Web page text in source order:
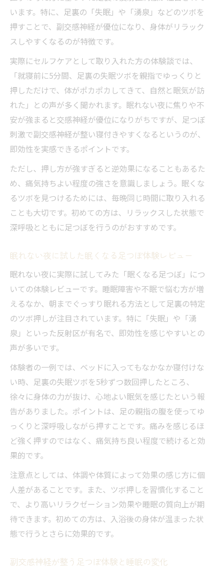
います。特に、足裏の「失眠」や「湧泉」などのツボを
押すことで、副交感神経が優位になり、身体がリラック
スしやすくなるのが特徴です。
実際にセルフケアとして取り入れた方の体験談では、
「就寝前に5分間、足裏の失眠ツボを親指でゆっくりと
押しただけで、体がポカポカしてきて、自然と眠気が訪
れた」との声が多く聞かれます。眠れない夜に焦りや不
安が強まると交感神経が優位になりがちですが、足つぼ
刺激で副交感神経が整い寝付きやすくなるというのが、
即効性を実感できるポイントです。
ただし、押し方が強すぎると逆効果になることもあるた
め、痛気持ちよい程度の強さを意識しましょう。眠くな
るツボを見つけるためには、毎晩同じ時間に取り入れる
ことも大切です。初めての方は、リラックスした状態で
深呼吸とともに足つぼを行うのがおすすめです。
眠れない夜に試した眠くなる足つぼ体験レビュー
眠れない夜に実際に試してみた「眠くなる足つぼ」につ
いての体験レビューです。睡眠障害や不眠で悩む方が増
えるなか、朝までぐっすり眠れる方法として足裏の特定
のツボ押しが注目されています。特に「失眠」や「湧
泉」といった反射区が有名で、即効性を感じやすいとの
声が多いです。
体験者の一例では、ベッドに入ってもなかなか寝付けな
い時、足裏の失眠ツボを5秒ずつ数回押したところ、
徐々に身体の力が抜け、心地よい眠気を感じたという報
告がありました。ポイントは、足の親指の腹を使ってゆ
っくりと深呼吸しながら押すことです。痛みを感じるほ
ど強く押すのではなく、痛気持ち良い程度で続けると効
果的です。
注意点としては、体調や体質によって効果の感じ方に個
人差があることです。また、ツボ押しを習慣化すること
で、より高いリラクゼーション効果や睡眠の質向上が期
待できます。初めての方は、入浴後の身体が温まった状
態で行うとさらに効果的です。
副交感神経が整う足つぼ体験と睡眠の変化